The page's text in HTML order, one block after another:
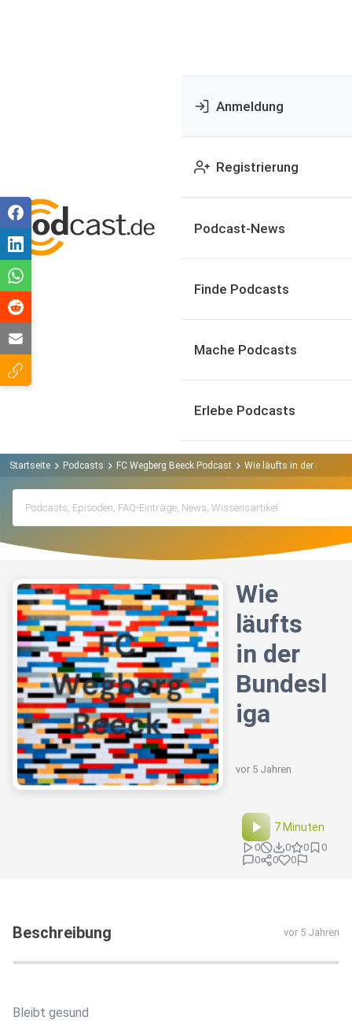
Anmeldung
Registrierung
Podcast-News
Finde Podcasts
Mache Podcasts
Erlebe Podcasts
Startseite Podcasts FC Wegberg Beeck Podcast Wie läufts in der
Wie
läufts
in der
Bundesl
iga
vor 5 Jahren
7 Minuten
0 0 0
0
0
0 0
Beschreibung vor 5 Jahren
Bleibt gesund